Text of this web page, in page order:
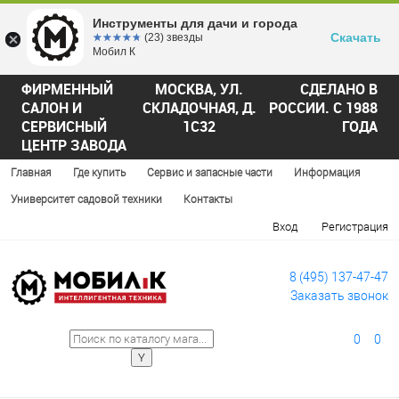
ФИРМЕННЫЙ
САЛОН И
СЕРВИСНЫЙ
ЦЕНТР ЗАВОДА
МОСКВА, УЛ.
СКЛАДОЧНАЯ, Д.
1С32
СДЕЛАНО В
РОССИИ. С 1988
ГОДА
Главная Где купить Сервис и запасные части Информация
Университет садовой техники Контакты
Вход Регистрация
8 (495) 137-47-47
Заказать звонок
0 0
Инструменты для дачи и города
☆☆☆☆☆
★★★★★ (23) звезды
Мобил К
Скачать